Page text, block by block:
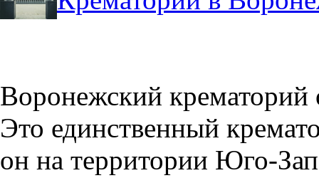
Воронежский крематорий
Это единственный
он на территории Юго-